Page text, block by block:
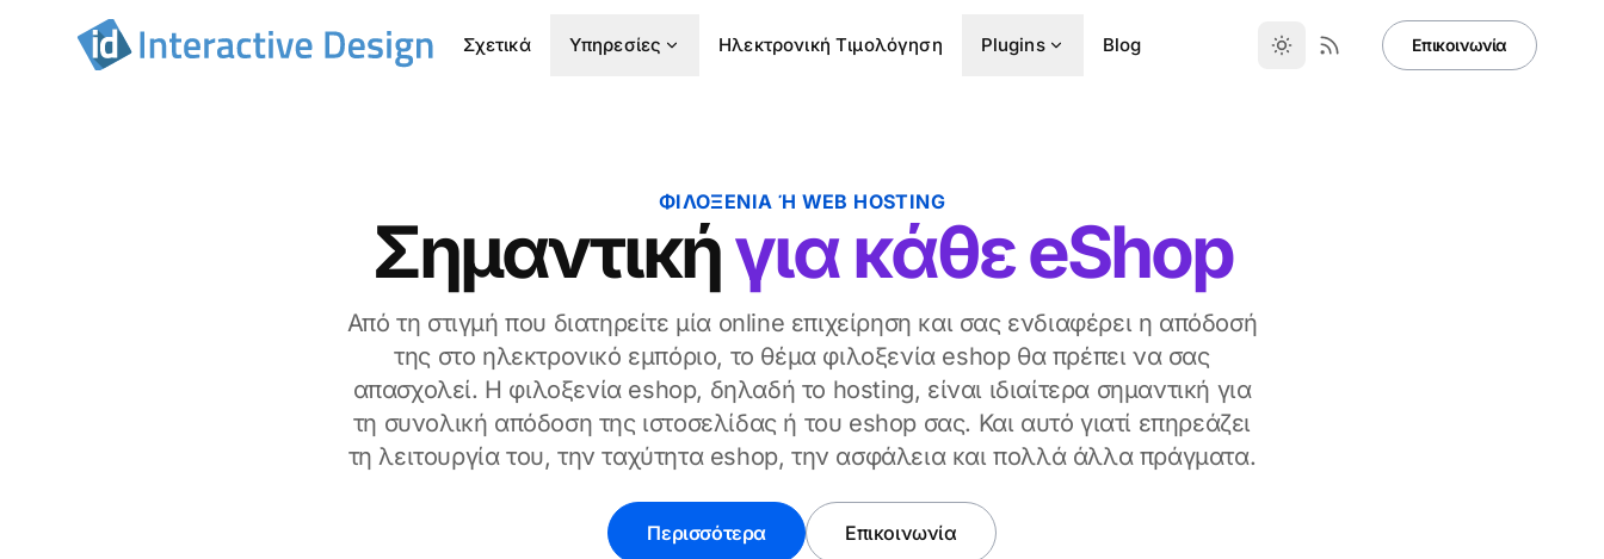
Σχετικά Υπηρεσίες Ηλεκτρονική Τιμολόγηση Plugins Blog Επικοινωνία
ΦΙΛΟΞΕΝΊΑ Ή WEB HOSTING
Σημαντικήγια κάθε eShop
Από τη στιγμή που διατηρείτε μία online επιχείρηση και σας ενδιαφέρει η απόδοσή
της στο ηλεκτρονικό εμπόριο, το θέμα φιλοξενία eshop θα πρέπει να σας
απασχολεί. H φιλοξενία eshop, δηλαδή το hosting, είναι ιδιαίτερα σημαντική για
τη συνολική απόδοση της ιστοσελίδας ή του eshop σας. Και αυτό γιατί επηρεάζει
τη λειτουργία του, την ταχύτητα eshop, την ασφάλεια και πολλά άλλα πράγματα.
Περισσότερα Επικοινωνία